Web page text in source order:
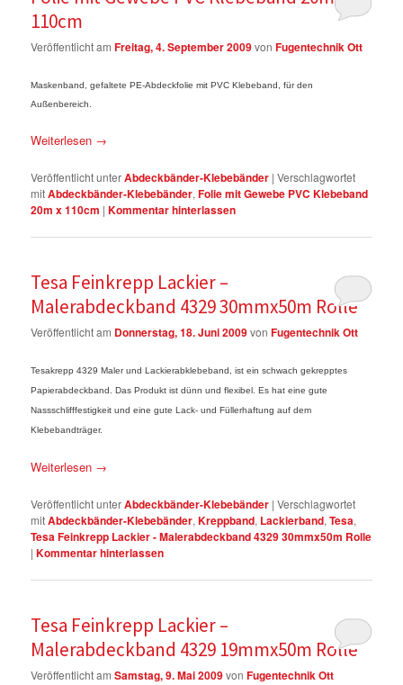
110cm
Veröffentlicht amFreitag, 4. September 2009vonFugentechnik Ott
Maskenband, gefaltete PE-Abdeckfolie mit PVC Klebeband, für den
Außenbereich.
Weiterlesen →
Veröffentlicht unterAbdeckbänder-Klebebänder |Verschlagwortet
mitAbdeckbänder-Klebebänder,Folie mit Gewebe PVC Klebeband
20m x 110cm |Kommentar hinterlassen
Tesa Feinkrepp Lackier –
Malerabdeckband 4329 30mmx50m Rolle
Veröffentlicht am Donnerstag, 18. Juni 2009vonFugentechnik Ott
Tesakrepp 4329 Maler und Lackierabklebeband, ist ein schwach gekrepptes
Papierabdeckband. Das Produkt ist dünn und flexibel. Es hat eine gute
Nassschlifffestigkeit und eine gute Lack- und Füllerhaftung auf dem
Klebebandträger.
Weiterlesen →
Veröffentlicht unterAbdeckbänder-Klebebänder |Verschlagwortet
mitAbdeckbänder-Klebebänder,Kreppband, Lackierband,Tesa,
Tesa Feinkrepp Lackier - Malerabdeckband 4329 30mmx50m Rolle
|Kommentar hinterlassen
Tesa Feinkrepp Lackier –
Malerabdeckband 4329 19mmx50m Rolle
Veröffentlicht amSamstag, 9. Mai 2009vonFugentechnik Ott